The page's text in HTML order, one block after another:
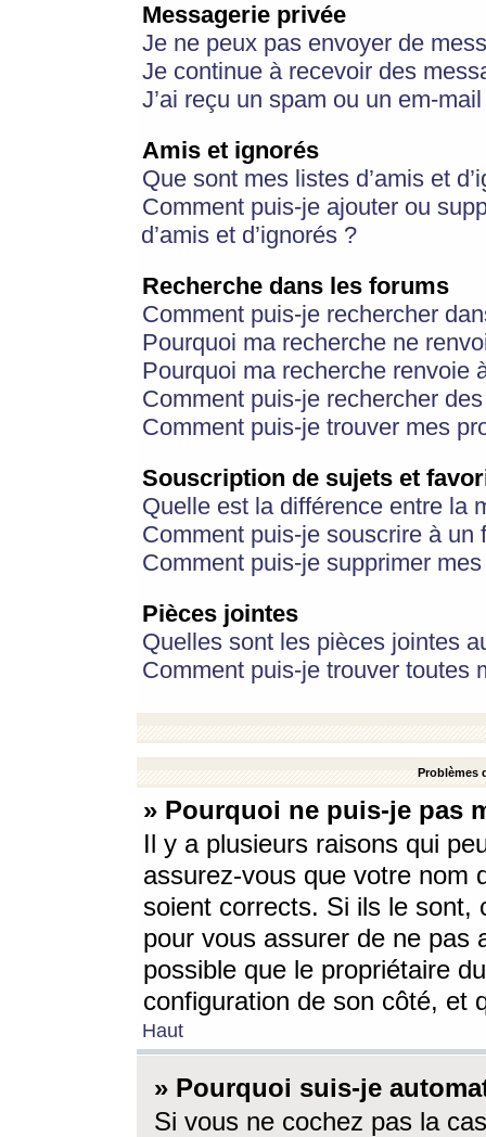
Messagerie privée
Je ne peux pas envoyer de
Je continue à recevoir des
J’ai reçu un spam ou un em-
Amis et ignorés
Que sont mes listes d’amis et
Comment puis-je ajouter ou
d’amis et d’ignorés ?
Recherche dans les forums
Comment puis-je rechercher
Pourquoi ma recherche ne
Pourquoi ma recherche renvoie
Comment puis-je rechercher
Comment puis-je trouver mes
Souscription de sujets et
Quelle est la différence entre la
Comment puis-je souscrire à
Comment puis-je supprimer
Pièces jointes
Quelles sont les pièces jointes
Comment puis-je trouver toutes
Problèmes
» Pourquoi ne puis-je pas
Il y a plusieurs raisons qui
assurez-vous que votre nom
soient corrects. Si ils le sont,
pour vous assurer de ne pas
possible que le propriétaire
configuration de son côté, et
Haut
» Pourquoi suis-je
Si vous ne cochez pas la